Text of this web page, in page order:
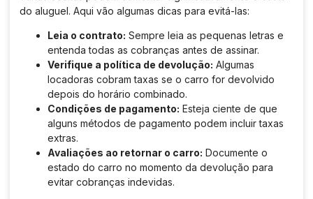
do aluguel. Aqui vão algumas dicas para evitá-las:
Leia o contrato: Sempre leia as pequenas letras e
entenda todas as cobranças antes de assinar.
Verifique a política de devolução: Algumas
locadoras cobram taxas se o carro for devolvido
depois do horário combinado.
Condições de pagamento: Esteja ciente de que
alguns métodos de pagamento podem incluir taxas
extras.
Avaliações ao retornar o carro: Documente o
estado do carro no momento da devolução para
evitar cobranças indevidas.